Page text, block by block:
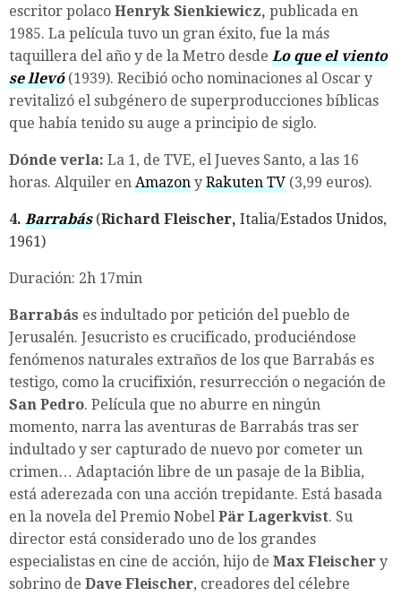
escritor polaco Henryk Sienkiewicz, publicada en
1985. La película tuvo un gran éxito, fue la más
taquillera del año y de la Metro desde Lo que el viento
se llevó(1939). Recibió ocho nominaciones al Oscar y
revitalizó el subgénero de superproducciones bíblicas
que había tenido su auge a principio de siglo.
Dónde verla: La 1, de TVE, el Jueves Santo, a las 16
horas. Alquiler en Amazon y Rakuten TV (3,99 euros).
4. Barrabás(Richard Fleischer, Italia/Estados Unidos,
1961)
Duración: 2h 17min
Barrabás es indultado por petición del pueblo de
Jerusalén. Jesucristo es crucificado, produciéndose
fenómenos naturales extraños de los que Barrabás es
testigo, como la crucifixión, resurrección o negación de
San Pedro. Película que no aburre en ningún
momento, narra las aventuras de Barrabás tras ser
indultado y ser capturado de nuevo por cometer un
crimen… Adaptación libre de un pasaje de la Biblia,
está aderezada con una acción trepidante. Está basada
en la novela del Premio Nobel Pär Lagerkvist. Su
director está considerado uno de los grandes
especialistas en cine de acción, hijo de Max Fleischer y
sobrino de Dave Fleischer, creadores del célebre